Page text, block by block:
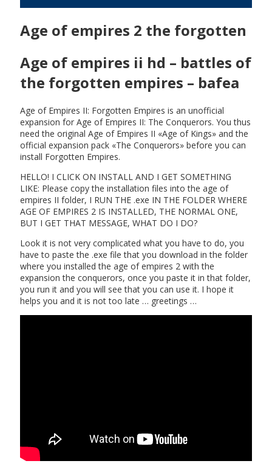
Age of empires 2 the forgotten
Age of empires ii hd – battles of
the forgotten empires – bafea
Age of Empires II: Forgotten Empires is an unofficial
expansion for Age of Empires II: The Conquerors. You thus
need the original Age of Empires II «Age of Kings» and the
official expansion pack «The Conquerors» before you can
install Forgotten Empires.
HELLO! I CLICK ON INSTALL AND I GET SOMETHING
LIKE: Please copy the installation files into the age of
empires II folder, I RUN THE .exe IN THE FOLDER WHERE
AGE OF EMPIRES 2 IS INSTALLED, THE NORMAL ONE,
BUT I GET THAT MESSAGE, WHAT DO I DO?
Look it is not very complicated what you have to do, you
have to paste the .exe file that you download in the folder
where you installed the age of empires 2 with the
expansion the conquerors, once you paste it in that folder,
you run it and you will see that you can use it. I hope it
helps you and it is not too late … greetings …